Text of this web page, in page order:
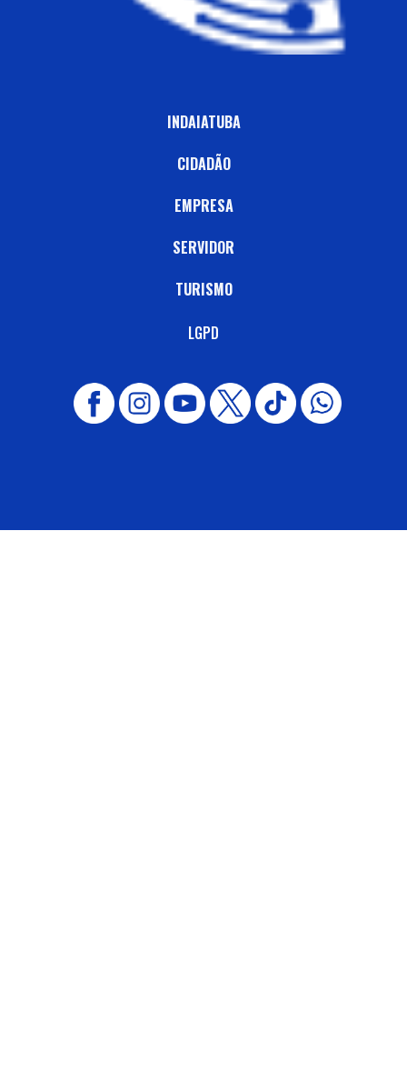
INDAIATUBA
CIDADÃO
EMPRESA
SERVIDOR
TURISMO
LGPD